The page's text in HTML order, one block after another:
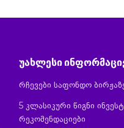
უახლესი
რჩევები საფონდო
5 კლასიკური წიგნი
რეკომენდაციები